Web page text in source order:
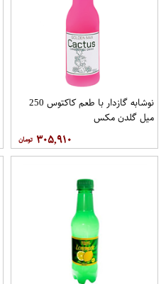
نوشابه گازدار با طعم کاکتوس 250
میل گلدن مکس
۳۰۵,۹۱۰